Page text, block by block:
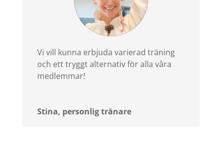
Vi vill kunna erbjuda varierad träning
och ett tryggt alternativ för alla våra
medlemmar!
Stina, personlig tränare